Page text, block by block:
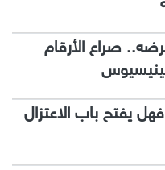
صراع الأرقام
يفتح باب الاعتزال